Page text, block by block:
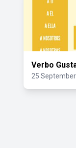
Verbo
25